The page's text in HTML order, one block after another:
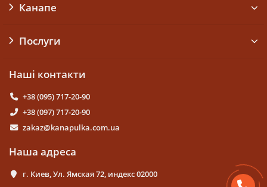
Канапе
Послуги
Наші контакти
+38 (095) 717-20-90
+38 (097) 717-20-90
zakaz@kanapulka.com.ua
Наша адреса
г. Киев, Ул. Ямская 72, индекс 02000